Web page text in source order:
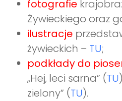
fotografie
Żywieckiego oraz
ilustracje
żywieckich – TU;
podkłady do
„Hej, leci sarna” (TU
zielony” (TU).